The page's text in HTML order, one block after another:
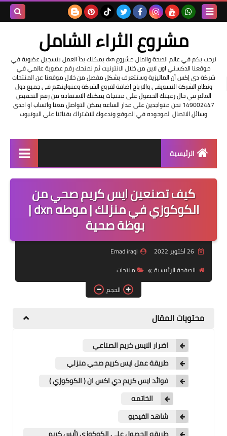
مشروع الثراء الشامل
نرحب بكم في عالم الصحة والمال مشروع dxn يمكنك بدأ العمل بتسجيل عضوية في
موقعنا الدكسني اون لاين من خلال الانترنيت ثم نمنحك رقم عضوية عالمي في
شركة دي إكس أن الماليزية وستتعرف بشكل مفصل من خلال موقعنا عن المنتجات
ونظام الشركة التسويقي والارباح إضافة لفروع الشركة وعنواينهم في جميع دول
العالم في حال رغبتك الحصول على منتجات يمكنك الاستفادة من رقم التخفيض
149002447 نحن متواجدين على مدار الساعه يمكن التواصل معنا واتساب او احدى
وسائل الاتصال الموجوده في الموقع وندعوك للاشتراك بقناتنا على اليوتيوب
الرئيسية
التسجيل في الشركه
عناوين شركة dxn
فرصة عمل
منتجات
تجارب شفاء
كيف تصنعين‏ ايس كريم صحي من
الكوكوزي في منزلك | موطه dxn |
بوظة صحية ‏
26 أكتوبر 2022
Emad iraqi
الصفحة الرئيسية
منتجات
الحجم
محتويات المقال
اضرار الايس كريم الصناعي
طريقة عمل ايس كريم صحي منزلي
فوائد ايس كريم دي اكس ان ( الكوكوزي )
الخاتمه
شاهد الفيديو